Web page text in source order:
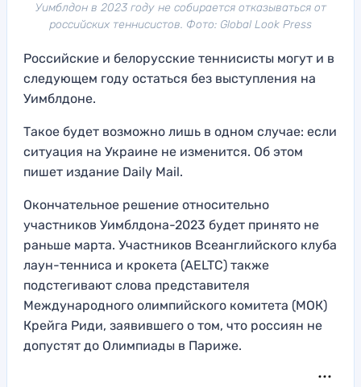
Уимблдон в 2023 году не собирается отказываться от
российских теннисистов. Фото: Global Look Press
Российские и белорусские теннисисты могут и в
следующем году остаться без выступления на
Уимблдоне.
Такое будет возможно лишь в одном случае: если
ситуация на Украине не изменится. Об этом
пишет издание Daily Mail.
Окончательное решение относительно
участников Уимблдона-2023 будет принято не
раньше марта. Участников Всеанглийского клуба
лаун-тенниса и крокета (AELTC) также
подстегивают слова представителя
Международного олимпийского комитета (МОК)
Крейга Риди, заявившего о том, что россиян не
допустят до Олимпиады в Париже.